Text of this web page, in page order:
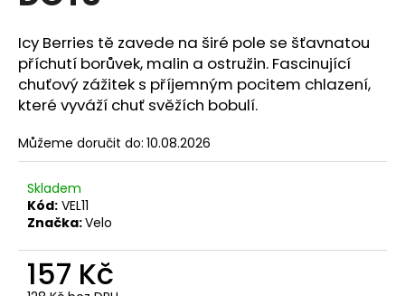
hvězdiček.
Icy Berries tě zavede na širé pole se šťavnatou
příchutí borůvek, malin a ostružin. Fascinující
chuťový zážitek s příjemným pocitem chlazení,
které vyváží chuť svěžích bobulí.
Můžeme doručit do: 10.08.2026
Skladem
Kód: VEL11
Značka:Velo
157 Kč
j
í
t
?
D